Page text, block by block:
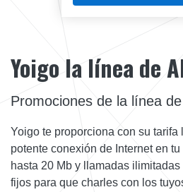
Yoigo la línea de
Promociones de la línea
Yoigo te proporciona con su tarifa
potente conexión de Internet en
hasta 20 Mb y llamadas
fijos para que charles con los